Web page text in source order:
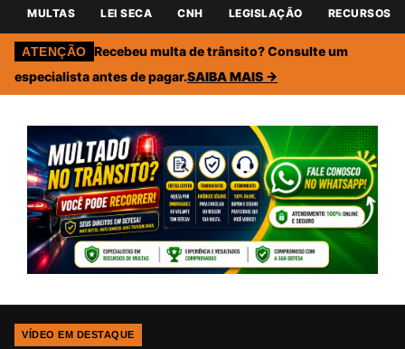
MULTAS LEI SECA CNH LEGISLAÇÃO RECURSOS
ATENÇÃO Recebeu multa de trânsito? Consulte um
especialista antes de pagar.SAIBA MAIS →
VÍDEO EM DESTAQUE